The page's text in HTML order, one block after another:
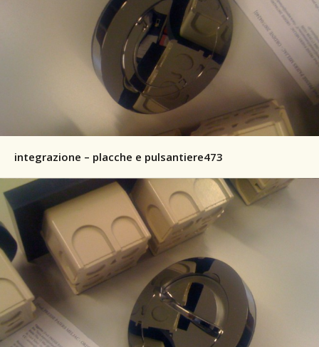
integrazione – placche e pulsantiere473